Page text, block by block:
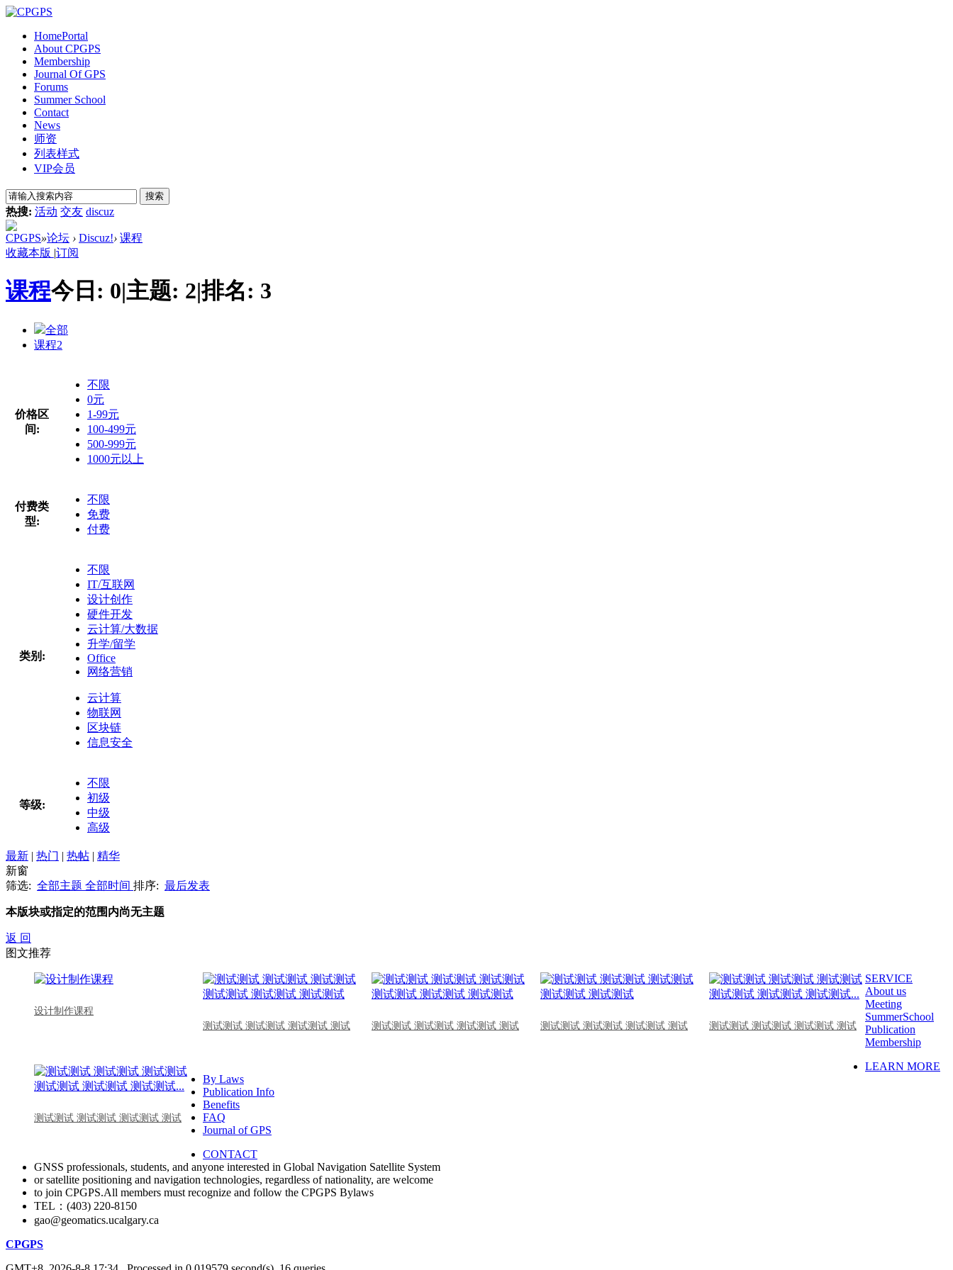
HomePortal
About CPGPS
Membership
Journal Of GPS
Forums
Summer School
Contact
News
师资
列表样式
VIP会员
搜索
热搜: 活动 交友 discuz
CPGPS»论坛 › Discuz!› 课程
收藏本版 |订阅
课程今日: 0|主题: 2|排名: 3
全部
课程2
价格区
间:
不限
0元
1-99元
100-499元
500-999元
1000元以上
付费类
型:
不限
免费
付费
类别:
不限
IT/互联网
设计创作
硬件开发
云计算/大数据
升学/留学
Office
网络营销
云计算
物联网
区块链
信息安全
等级:
不限
初级
中级
高级
最新 | 热门 | 热帖 | 精华
新窗
筛选: 全部主题 全部时间 排序: 最后发表
本版块或指定的范围内尚无主题
返 回
图文推荐
设计制作课程
测试测试 测试测试 测试测试 测试
测试测试 测试测试 测试测试 测试 测试测试 测试测试 测试测试 测试 测试测试 测试测试 测试测试 测试
测试测试 测试测试 测试测试 测试
SERVICE
About us
Meeting
SummerSchool
Publication
Membership
LEARN MORE
By Laws
Publication Info
Benefits
FAQ
Journal of GPS
CONTACT
GNSS professionals, students, and anyone interested in Global Navigation Satellite System
or satellite positioning and navigation technologies, regardless of nationality, are welcome
to join CPGPS.All members must recognize and follow the CPGPS Bylaws
TEL：(403) 220-8150
gao@geomatics.ucalgary.ca
CPGPS